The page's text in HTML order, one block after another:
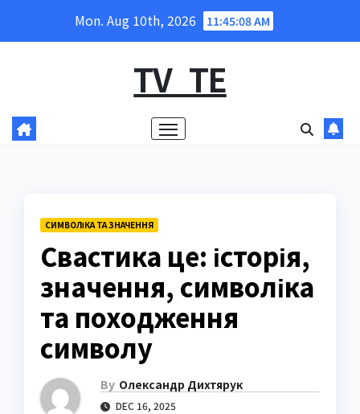
Mon. Aug 10th, 2026 11:45:09 AM
TV_TE
СИМВОЛІКА ТА ЗНАЧЕННЯ
Свастика це: історія,
значення, символіка
та походження
символу
By Олександр Дихтярук
DEC 16, 2025